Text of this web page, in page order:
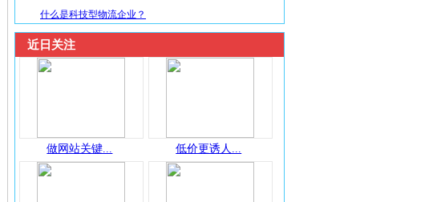
什么是科技型物流企业？
近日关注
做网站关键... 低价更诱人...